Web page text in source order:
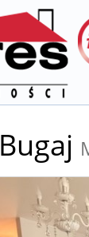
Bugaj